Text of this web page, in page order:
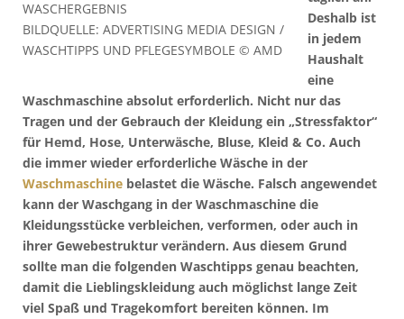
WASCHERGEBNIS
BILDQUELLE: ADVERTISING MEDIA DESIGN /
WASCHTIPPS UND PFLEGESYMBOLE © AMD
Deshalb ist
in jedem
Haushalt
eine
Waschmaschine absolut erforderlich. Nicht nur das
Tragen und der Gebrauch der Kleidung ein „Stressfaktor“
für Hemd, Hose, Unterwäsche, Bluse, Kleid & Co. Auch
die immer wieder erforderliche Wäsche in der
Waschmaschine belastet die Wäsche. Falsch angewendet
kann der Waschgang in der Waschmaschine die
Kleidungsstücke verbleichen, verformen, oder auch in
ihrer Gewebestruktur verändern. Aus diesem Grund
sollte man die folgenden Waschtipps genau beachten,
damit die Lieblingskleidung auch möglichst lange Zeit
viel Spaß und Tragekomfort bereiten können. Im